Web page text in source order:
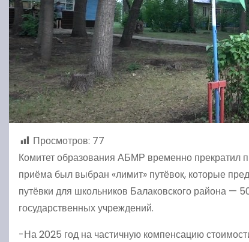
Просмотров: 77
Комитет образования АБМР временно прекратил
приёма был выбран «лимит» путёвок, которые
путёвки для школьников Балаковского района —
государственных учреждений.
-На 2025 год на частичную компенсацию